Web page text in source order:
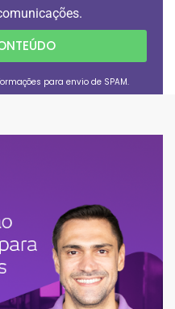
para envio de SPAM.